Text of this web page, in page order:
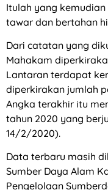
Itulah yang
tawar dan bertahan
Dari catatan yang
Mahakam
Lantaran terdapat
diperkirakan jumlah
Angka terakhir itu
tahun 2020 yang
14/2/2020).
Data terbaru masih
Sumber Daya Alam
Pengelolaan